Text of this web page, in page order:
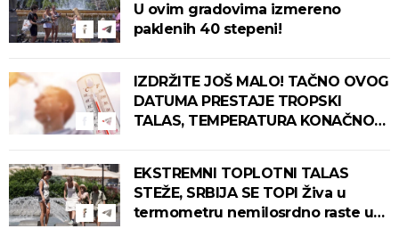
U ovim gradovima izmereno
paklenih 40 stepeni!
IZDRŽITE JOŠ MALO! TAČNO OVOG
DATUMA PRESTAJE TROPSKI
TALAS, TEMPERATURA KONAČNO
EKSTREMNI TOPLOTNI TALAS
STEŽE, SRBIJA SE TOPI Živa u
termometru nemilosrdno raste u